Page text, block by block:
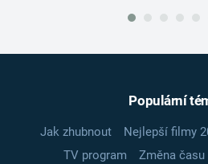
Populární
Jak zhubnout Nejlepší filmy
TV program
Změna času